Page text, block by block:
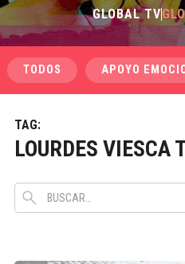
GLOBAL TV
TODOS APOYO
TAG:
LOURDES VIESCA